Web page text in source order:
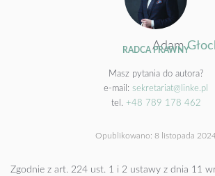
Adam
RADCA PRAWNY
Masz pytania do autora?
e-mail: sekretariat@linke.pl
tel. +48 789 178 462
Opublikowano: 8 listopada
Zgodnie z art. 224 ust. 1 i 2 ustawy z dnia 11